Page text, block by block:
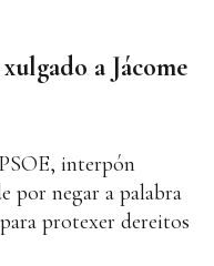
a Jácome
interpón
por negar a palabra
protexer dereitos